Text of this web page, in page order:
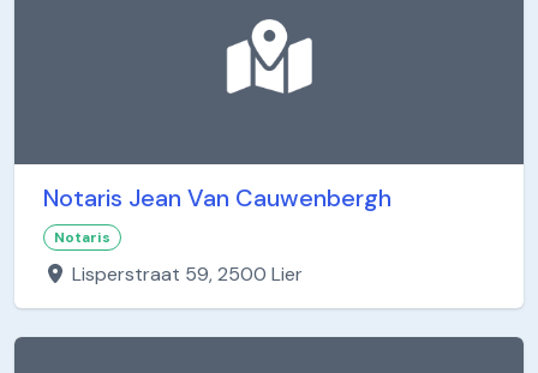
Notaris Jean Van Cauwenbergh
Notaris
Lisperstraat 59, 2500 Lier